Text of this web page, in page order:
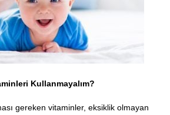
Kullanmayalım?
gereken vitaminler, eksiklik olmayan